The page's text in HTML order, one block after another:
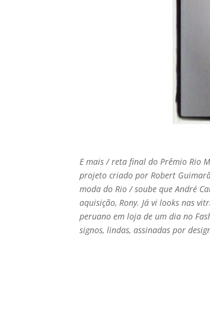
E mais / reta final do Prêmio Rio
projeto criado por Robert
moda do Rio / soube que André
aquisição, Rony. Já vi looks nas
peruano em loja de um dia no
signos, lindas, assinadas por